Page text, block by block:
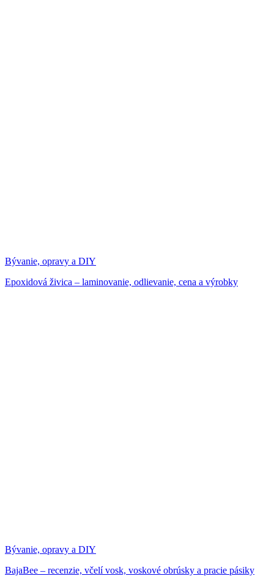
Bývanie, opravy a DIY
Epoxidová živica – laminovanie, odlievanie, cena a výrobky
Bývanie, opravy a DIY
BajaBee – recenzie, včelí vosk, voskové obrúsky a pracie pásiky